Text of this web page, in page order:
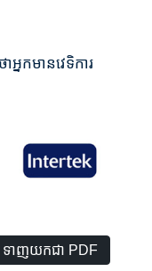
កមានវេទិការ
ទាញយកជា PDF